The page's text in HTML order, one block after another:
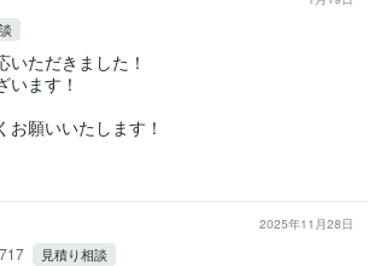
ただきました！
います！
願いいたします！
2025年11月28日
見積り相談